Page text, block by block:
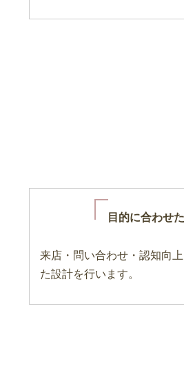
目的に合わせ
来店・問い合わせ・認知向
た設計を行います。